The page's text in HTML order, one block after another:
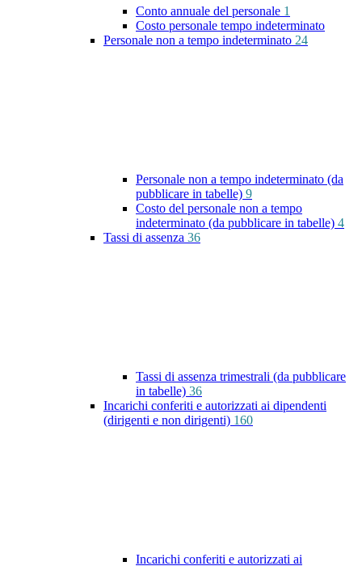
Conto annuale del personale 1
Costo personale tempo indeterminato
Personale non a tempo indeterminato 24
Personale non a tempo indeterminato (da
pubblicare in tabelle) 9
Costo del personale non a tempo
indeterminato (da pubblicare in tabelle) 4
Tassi di assenza 36
Tassi di assenza trimestrali (da pubblicare
in tabelle) 36
Incarichi conferiti e autorizzati ai dipendenti
(dirigenti e non dirigenti) 160
Incarichi conferiti e autorizzati ai